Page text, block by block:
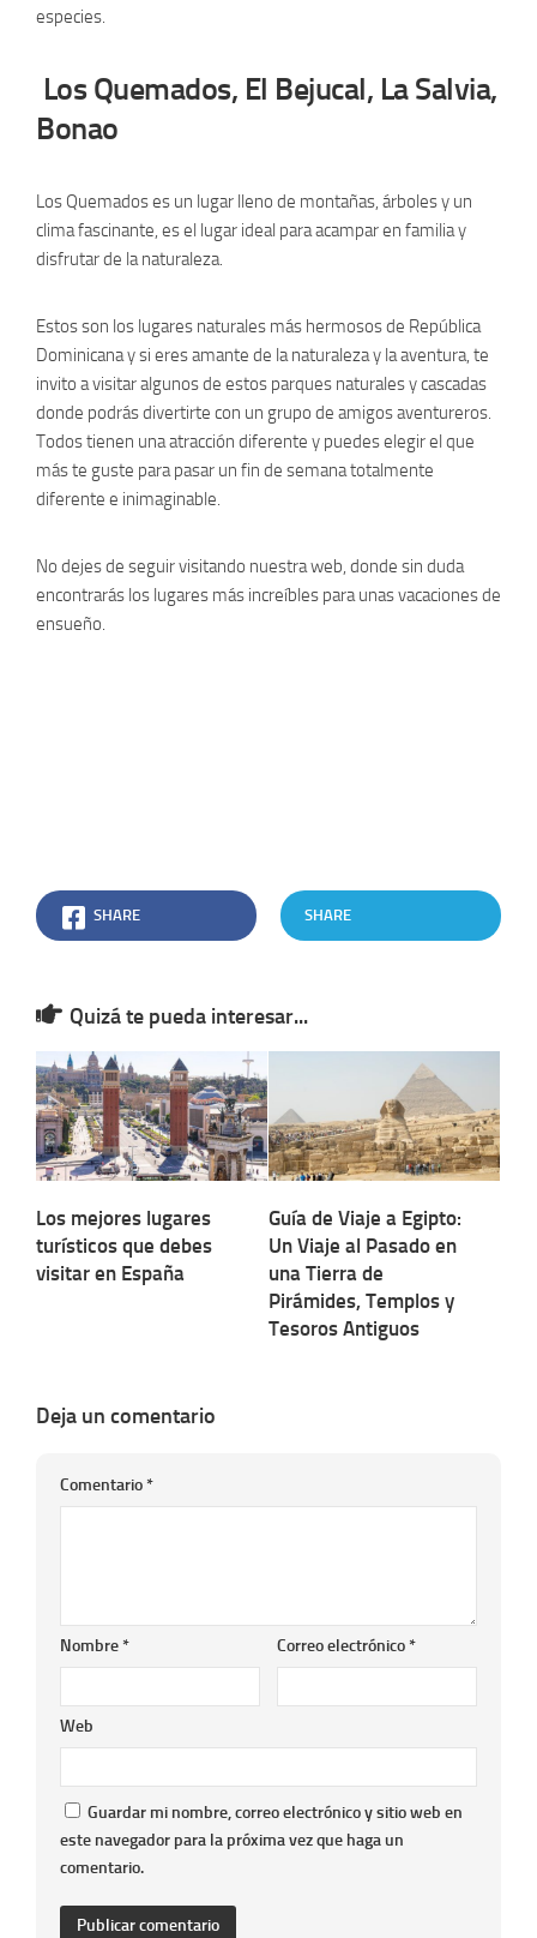
especies.
Los Quemados, El Bejucal, La Salvia,
Bonao
Los Quemados es un lugar lleno de montañas, árboles y un
clima fascinante, es el lugar ideal para acampar en familia y
disfrutar de la naturaleza.
Estos son los lugares naturales más hermosos de República
Dominicana y si eres amante de la naturaleza y la aventura, te
invito a visitar algunos de estos parques naturales y cascadas
donde podrás divertirte con un grupo de amigos aventureros.
Todos tienen una atracción diferente y puedes elegir el que
más te guste para pasar un fin de semana totalmente
diferente e inimaginable.
No dejes de seguir visitando nuestra web, donde sin duda
encontrarás los lugares más increíbles para unas vacaciones de
ensueño.
SHARE SHARE
Quizá te pueda interesar...
Los mejores lugares
turísticos que debes
visitar en España
Guía de Viaje a Egipto:
Un Viaje al Pasado en
una Tierra de
Pirámides, Templos y
Tesoros Antiguos
Deja un comentario
Comentario*
Nombre* Correo electrónico*
Web
Guardar mi nombre, correo electrónico y sitio web en
este navegador para la próxima vez que haga un
comentario.